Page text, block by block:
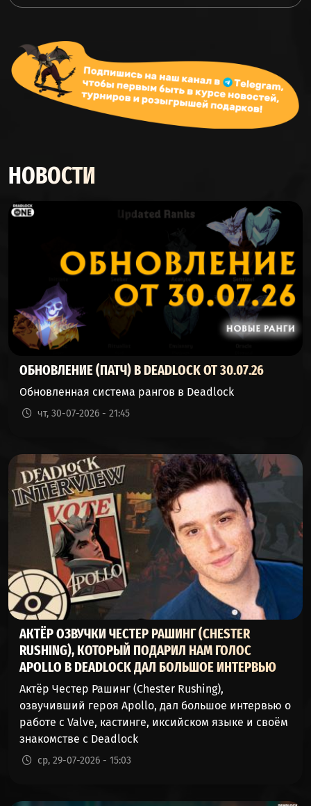
НОВОСТИ
ОБНОВЛЕНИЕ (ПАТЧ) В DEADLOCK ОТ 30.07.26
Обновленная система рангов в Deadlock
чт, 30-07-2026 - 21:45
АКТЁР ОЗВУЧКИ ЧЕСТЕР РАШИНГ (CHESTER
RUSHING), КОТОРЫЙ ПОДАРИЛ НАМ ГОЛОС
APOLLO В DEADLOCK ДАЛ БОЛЬШОЕ ИНТЕРВЬЮ
Актёр Честер Рашинг (Chester Rushing),
озвучивший героя Apollo, дал большое интервью о
работе с Valve, кастинге, иксийском языке и своём
знакомстве с Deadlock
ср, 29-07-2026 - 15:03